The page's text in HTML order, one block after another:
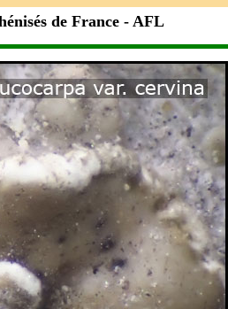
de France - AFL